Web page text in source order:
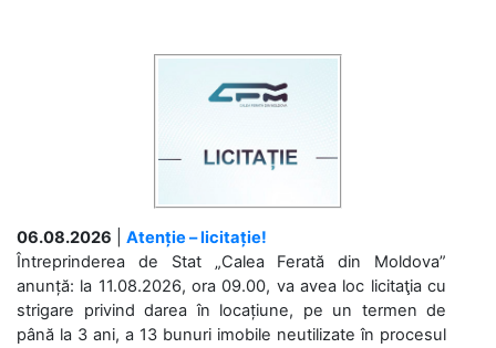
06.08.2026
Atenție – licitație!
Întreprinderea de Stat „Calea Ferată din Moldova”
anunță: la 11.08.2026, ora 09.00, va avea loc licitaţia cu
strigare privind darea în locațiune, pe un termen de
până la 3 ani, a 13 bunuri imobile neutilizate în procesul